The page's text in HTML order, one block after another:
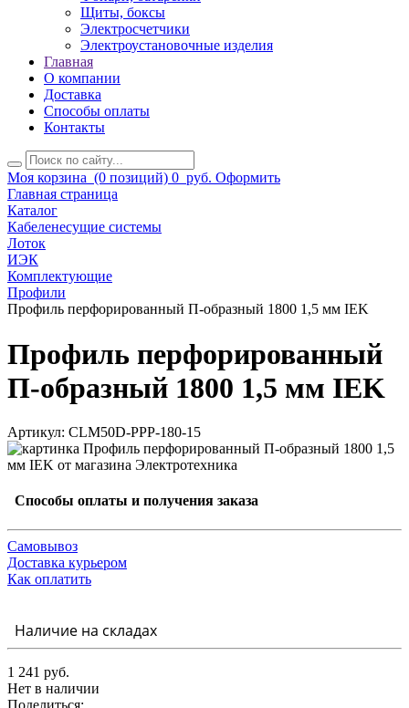
Щиты, боксы
Электросчетчики
Электроустановочные изделия
Главная
О компании
Доставка
Способы оплаты
Контакты
Моя корзина (0 позиций) 0 руб. Оформить
Главная страница
Каталог
Кабеленесущие системы
Лоток
ИЭК
Комплектующие
Профили
Профиль перфорированный П-образный 1800 1,5 мм IEK
Профиль перфорированный
П-образный 1800 1,5 мм IEK
Артикул: CLM50D-PPP-180-15
Способы оплаты и получения заказа
Самовывоз
Доставка курьером
Как оплатить
Наличие на складах
1 241 руб.
Нет в наличии
Поделиться: